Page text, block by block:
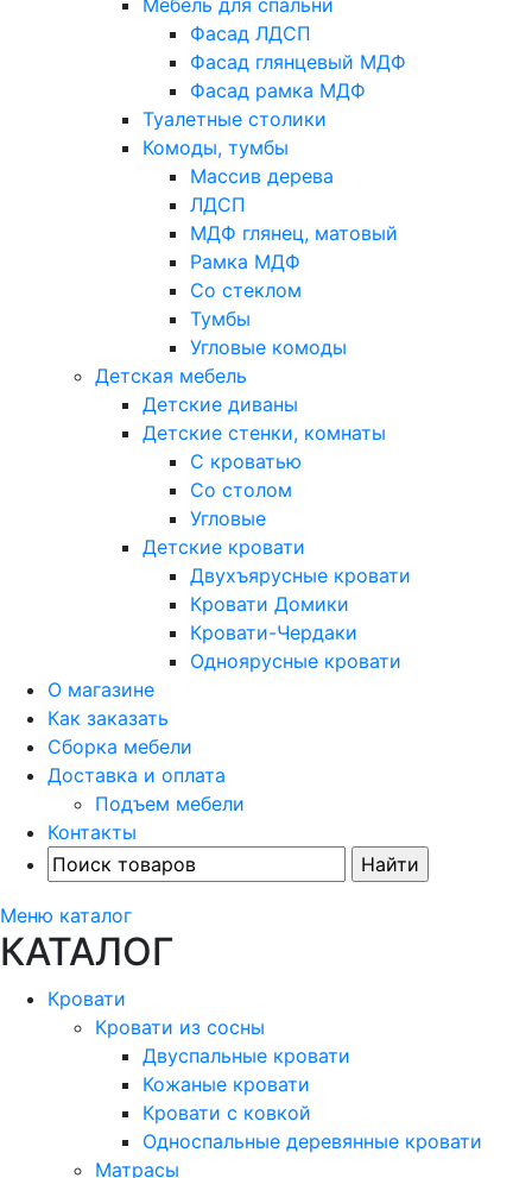
Мебель для спальни
Фасад ЛДСП
Фасад глянцевый МДФ
Фасад рамка МДФ
Туалетные столики
Комоды, тумбы
Массив дерева
ЛДСП
МДФ глянец, матовый
Рамка МДФ
Со стеклом
Тумбы
Угловые комоды
Детская мебель
Детские диваны
Детские стенки, комнаты
С кроватью
Со столом
Угловые
Детские кровати
Двухъярусные кровати
Кровати Домики
Кровати-Чердаки
Одноярусные кровати
О магазине
Как заказать
Сборка мебели
Доставка и оплата
Подъем мебели
Контакты
Меню каталог
КАТАЛОГ
Кровати
Кровати из сосны
Двуспальные кровати
Кожаные кровати
Кровати с ковкой
Односпальные деревянные кровати
Матрасы